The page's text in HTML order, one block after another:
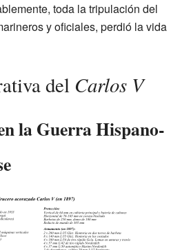
toda la tripulación del
y oficiales, perdió la vida
del Carlos V
la Guerra Hispano-